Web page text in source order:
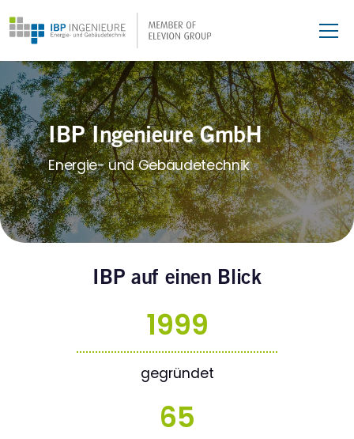
IBP Ingenieure GmbH
Energie- und Gebäudetechnik
IBP auf einen Blick
1999
gegründet
65